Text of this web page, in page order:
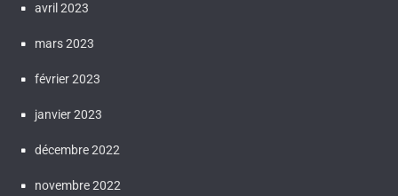
avril 2023
mars 2023
février 2023
janvier 2023
décembre 2022
novembre 2022